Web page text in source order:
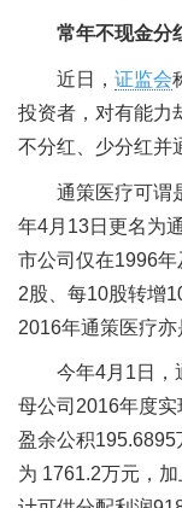
常年不现金分
近日， 证监会
投资者，对有能力
不分红、少分红并
通策医疗可谓
年4月13日更名为
市公司仅在1996
2股、每10股转增
2016年通策医疗亦
今年4月1日，
母公司2016年度
盈余公积195.6895
为 1761.2万元，